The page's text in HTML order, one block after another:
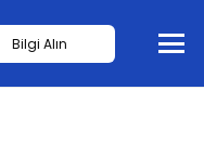
Bilgi Alın